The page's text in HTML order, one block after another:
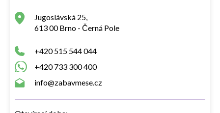
Jugoslávská 25,
613 00 Brno - Černá Pole
+420 515 544 044
+420 733 300 400
info@zabavmese.cz